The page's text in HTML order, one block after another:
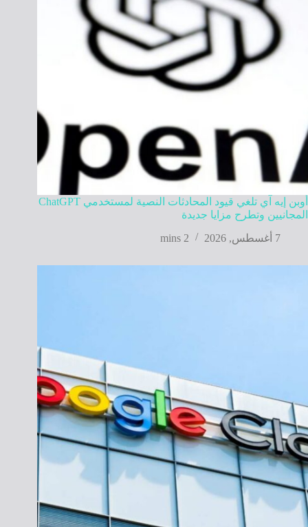
أوبن إيه آي تلغي قيود المحادثات النصية لمستخدمي ChatGPT
المجانيين وتطرح مزايا جديدة
7 أغسطس, 2026
2 mins